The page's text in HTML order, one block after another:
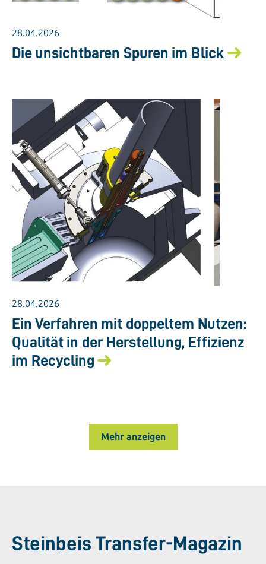
28.04.2026
Die unsichtbaren Spuren im Blick
28.04.2026
Ein Verfahren mit doppeltem Nutzen:
Qualität in der Herstellung, Effizienz
im Recycling
Mehr anzeigen
Steinbeis Transfer-Magazin